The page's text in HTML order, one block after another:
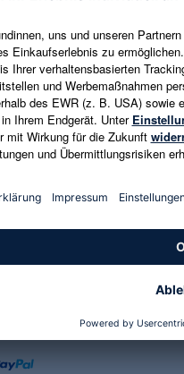
und aktuelle Trends,
Als Dankeschön
Abmeldung ist jederzeit in